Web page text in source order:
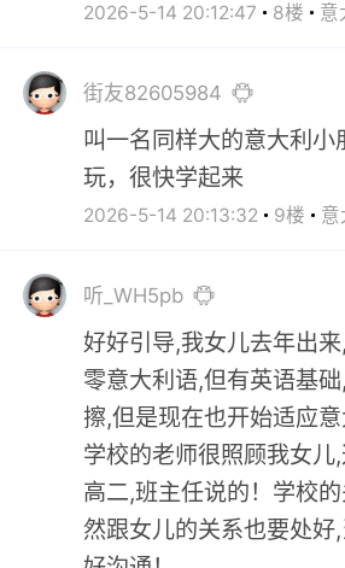
2026-5-14 20:12:47 8楼 意
街友82605984
叫一名同样大的意大利小
玩，很快学起来
2026-5-14 20:13:32 9楼 意
听_WH5pb
好好引导,我女儿去年出
零意大利语,但有英语基
擦,但是现在也开始适应意
学校的老师很照顾我女儿
高二,班主任说的！学校
然跟女儿的关系也要处好